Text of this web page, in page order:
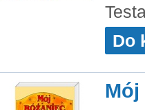
Do